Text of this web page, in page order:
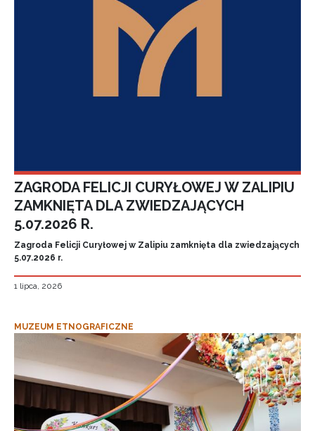
ZAGRODA FELICJI CURYŁOWEJ W ZALIPIU
ZAMKNIĘTA DLA ZWIEDZAJĄCYCH
5.07.2026 R.
Zagroda Felicji Curyłowej w Zalipiu zamknięta dla zwiedzających
5.07.2026 r.
1 lipca, 2026
MUZEUM ETNOGRAFICZNE